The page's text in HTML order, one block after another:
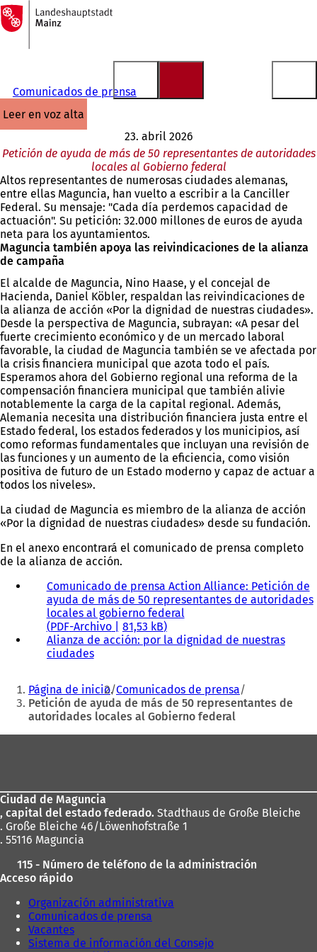
Saltar al contenido
A
la
página
Comunicados de prensa
leer en voz alta
23. abril 2026
Petición de ayuda de más de 50 representantes de autoridades
locales al Gobierno federal
Altos representantes de numerosas ciudades alemanas,
entre ellas Maguncia, han vuelto a escribir a la Canciller
Federal. Su mensaje: "Cada día perdemos capacidad de
actuación". Su petición: 32.000 millones de euros de ayuda
neta para los ayuntamientos.
Maguncia también apoya las reivindicaciones de la alianza
de campaña
El alcalde de Maguncia, Nino Haase, y el concejal de
Hacienda, Daniel Köbler, respaldan las reivindicaciones de
la alianza de acción «Por la dignidad de nuestras ciudades».
Desde la perspectiva de Maguncia, subrayan: «A pesar del
fuerte crecimiento económico y de un mercado laboral
favorable, la ciudad de Maguncia también se ve afectada por
la crisis financiera municipal que azota todo el país.
Esperamos ahora del Gobierno regional una reforma de la
compensación financiera municipal que también alivie
notablemente la carga de la capital regional. Además,
Alemania necesita una distribución financiera justa entre el
Estado federal, los estados federados y los municipios, así
como reformas fundamentales que incluyan una revisión de
las funciones y un aumento de la eficiencia, como visión
positiva de futuro de un Estado moderno y capaz de actuar a
todos los niveles».
La ciudad de Maguncia es miembro de la alianza de acción
«Por la dignidad de nuestras ciudades» desde su fundación.
En el anexo encontrará el comunicado de prensa completo
de la alianza de acción.
Comunicado de prensa Action Alliance: Petición de
ayuda de más de 50 representantes de autoridades
locales al gobierno federal
PDF-Archivo
81,53 kB
Alianza de acción: por la dignidad de nuestras
ciudades(
a
b
r
e
n
a
n
u
a
s
t
a
Estás
aquí:
Página de inicio Comunicados de prensa
Petición de ayuda de más de 50 representantes de
autoridades locales al Gobierno federal
pies
Ciudad de Maguncia
, capital del estado federado. Stadthaus de Große Bleiche
. Große Bleiche 46/Löwenhofstraße 1
. 55116 Maguncia
115 - Número de teléfono de la administración
Acceso rápido
Organización administrativa
Comunicados de prensa
Vacantes
Sistema de información del Consejo